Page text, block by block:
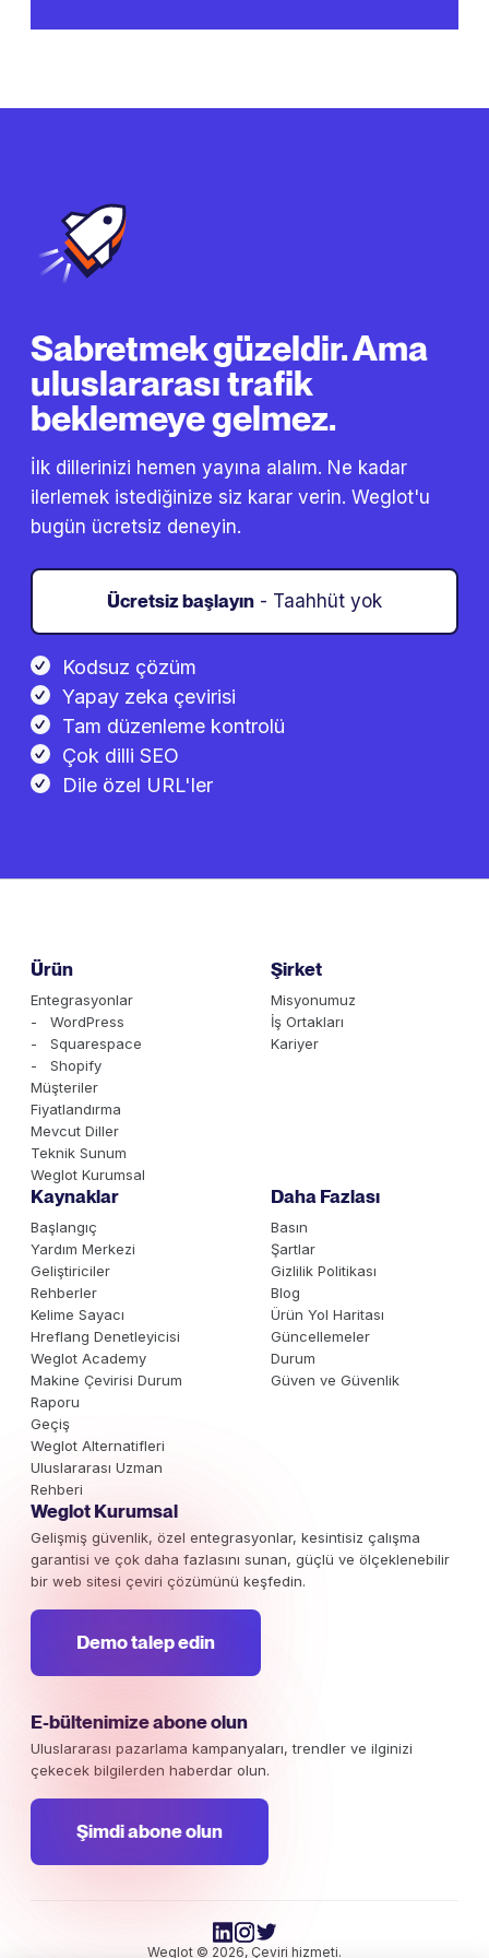
Sabretmek güzeldir. Ama
uluslararası trafik
beklemeye gelmez.
İlk dillerinizi hemen yayına alalım. Ne kadar
ilerlemek istediğinize siz karar verin. Weglot'u
bugün ücretsiz deneyin.
Ücretsiz başlayın - Taahhüt yok
Kodsuz çözüm
Yapay zeka çevirisi
Tam düzenleme kontrolü
Çok dilli SEO
Dile özel URL'ler
Ürün
Entegrasyonlar
- WordPress
- Squarespace
- Shopify
Müşteriler
Fiyatlandırma
Mevcut Diller
Teknik Sunum
Weglot Kurumsal
Şirket
Misyonumuz
İş Ortakları
Kariyer
Kaynaklar
Başlangıç
Yardım Merkezi
Geliştiriciler
Rehberler
Kelime Sayacı
Hreflang Denetleyicisi
Weglot Academy
Makine Çevirisi Durum
Raporu
Geçiş
Weglot Alternatifleri
Uluslararası Uzman
Rehberi
Daha Fazlası
Basın
Şartlar
Gizlilik Politikası
Blog
Ürün Yol Haritası
Güncellemeler
Durum
Güven ve Güvenlik
Weglot Kurumsal
Gelişmiş güvenlik, özel entegrasyonlar, kesintisiz çalışma
garantisi ve çok daha fazlasını sunan, güçlü ve ölçeklenebilir
bir web sitesi çeviri çözümünü keşfedin.
Demo talep edin
E-bültenimize abone olun
Uluslararası pazarlama kampanyaları, trendler ve ilginizi
çekecek bilgilerden haberdar olun.
Şimdi abone olun
Weglot © 2026, Çeviri hizmeti.